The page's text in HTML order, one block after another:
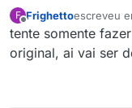
F
Offline
Frighettoescreveu
última
tente somente
original, ai vai ser